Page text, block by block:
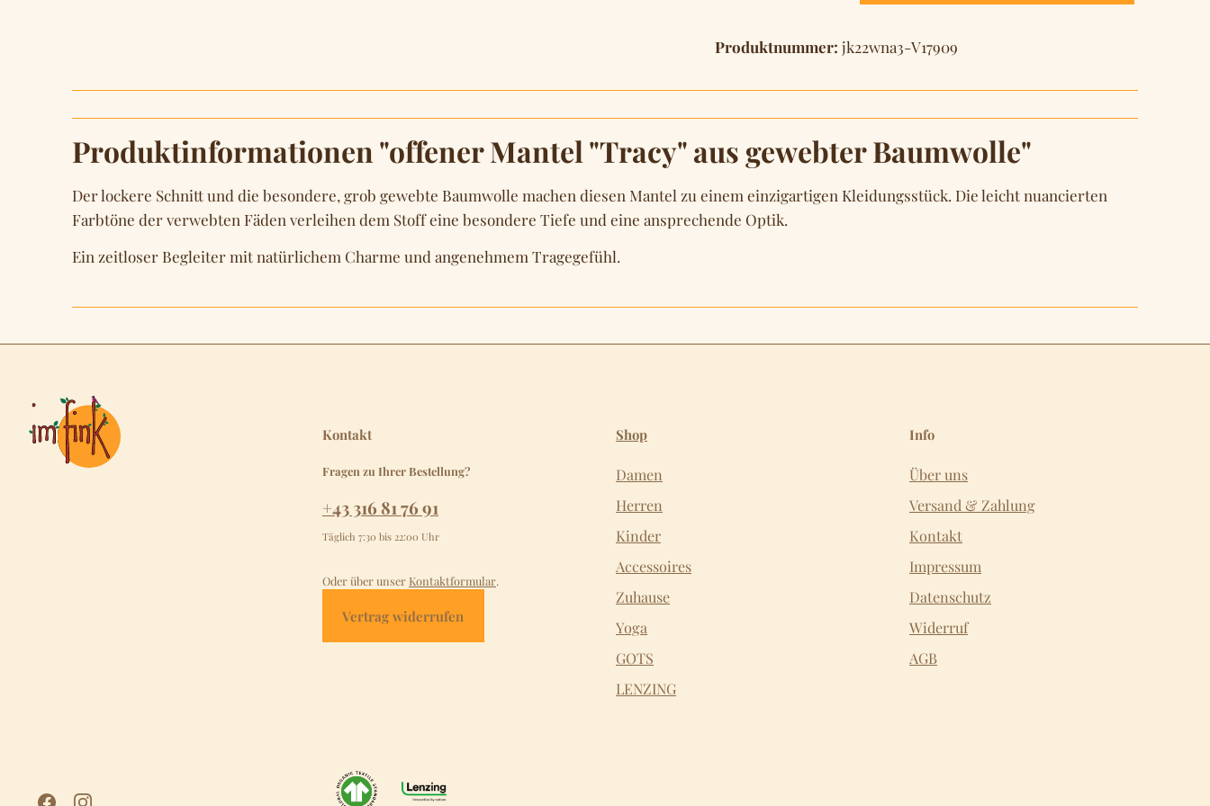
Produktnummer: jk22wna3-V17909
Produktinformationen "offener Mantel "Tracy" aus gewebter Baumwolle"
Der lockere Schnitt und die besondere, grob gewebte Baumwolle machen diesen Mantel zu einem einzigartigen Kleidungsstück. Die leicht nuancierten
Farbtöne der verwebten Fäden verleihen dem Stoff eine besondere Tiefe und eine ansprechende Optik.
Ein zeitloser Begleiter mit natürlichem Charme und angenehmem Tragegefühl.
Kontakt
Fragen zu Ihrer Bestellung?
+43 316 81 76 91
Täglich 7:30 bis 22:00 Uhr
Oder über unser Kontaktformular.
Vertrag widerrufen
Shop
Damen
Herren
Kinder
Accessoires
Zuhause
Yoga
GOTS
LENZING
Info
Über uns
Versand & Zahlung
Kontakt
Impressum
Datenschutz
Widerruf
AGB